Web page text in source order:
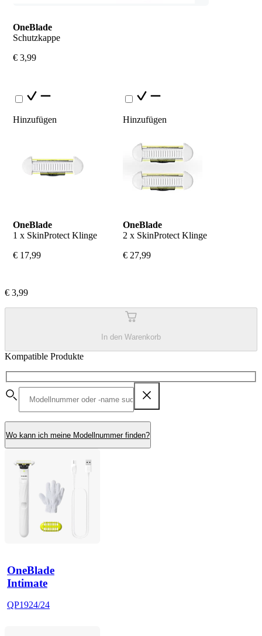
OneBlade
Schutzkappe
€ 3,99
Hinzufügen
OneBlade
1 x SkinProtect Klinge
€ 17,99
Hinzufügen
OneBlade
2 x SkinProtect Klinge
€ 27,99
€ 3,99
In den Warenkorb
Kompatible Produkte
Wo kann ich meine Modellnummer finden?
OneBlade
Intimate
QP1924/24